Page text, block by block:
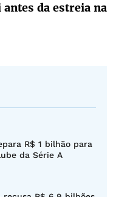
da estreia na
R$ 1 bilhão para
da Série A